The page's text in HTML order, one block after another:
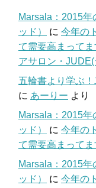
Marsala：2015年
ッド）
に 今年の
て需要高まって
アサロン・
五輪書より学ぶ
に あーりー より
Marsala：2015年
ッド）
に 今年の
て需要高まって
Marsala：2015年
ッド）
に 今年の